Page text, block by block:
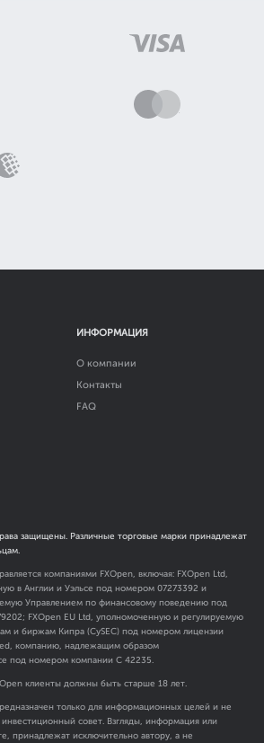
ИНФОРМАЦИЯ
О компании
Контакты
FAQ
защищены. Различные торговые марки принадлежат
компаниями FXOpen, включая: FXOpen Ltd,
в Англии и Уэльсе под номером 07273392 и
Управлением по финансовому поведению под
; FXOpen EU Ltd, уполномоченную и регулируемую
и биржам Кипра (CySEC) под номером лицензии
компанию, надлежащим образом
под номером компании C 42235.
клиенты должны быть старше 18 лет.
только для информационных целей и не
совет. Взгляды, информация или
принадлежат исключительно автору, а не